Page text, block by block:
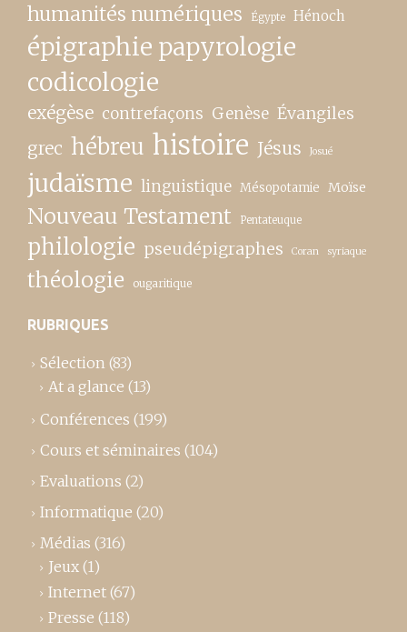
humanités numériques Égypte Hénoch
épigraphie papyrologie
codicologie
exégèse contrefaçons Genèse Évangiles
grec hébreu histoire Jésus Josué
judaïsme linguistique Mésopotamie Moïse
Nouveau Testament Pentateuque
philologie pseudépigraphes Coran syriaque
théologie ougaritique
RUBRIQUES
Sélection (83)
At a glance (13)
Conférences (199)
Cours et séminaires (104)
Evaluations (2)
Informatique (20)
Médias (316)
Jeux (1)
Internet (67)
Presse (118)